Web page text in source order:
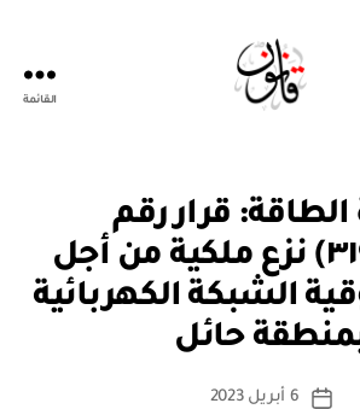
القائمة
الطاقة: قرار رقم
(٣١٩٩/٤٤٠٢٠١) نزع ملكية من أجل
الشبكة الكهربائية
حائل
كاتب
بو
ا
س
ة
تاريخ
6 أبريل 2023